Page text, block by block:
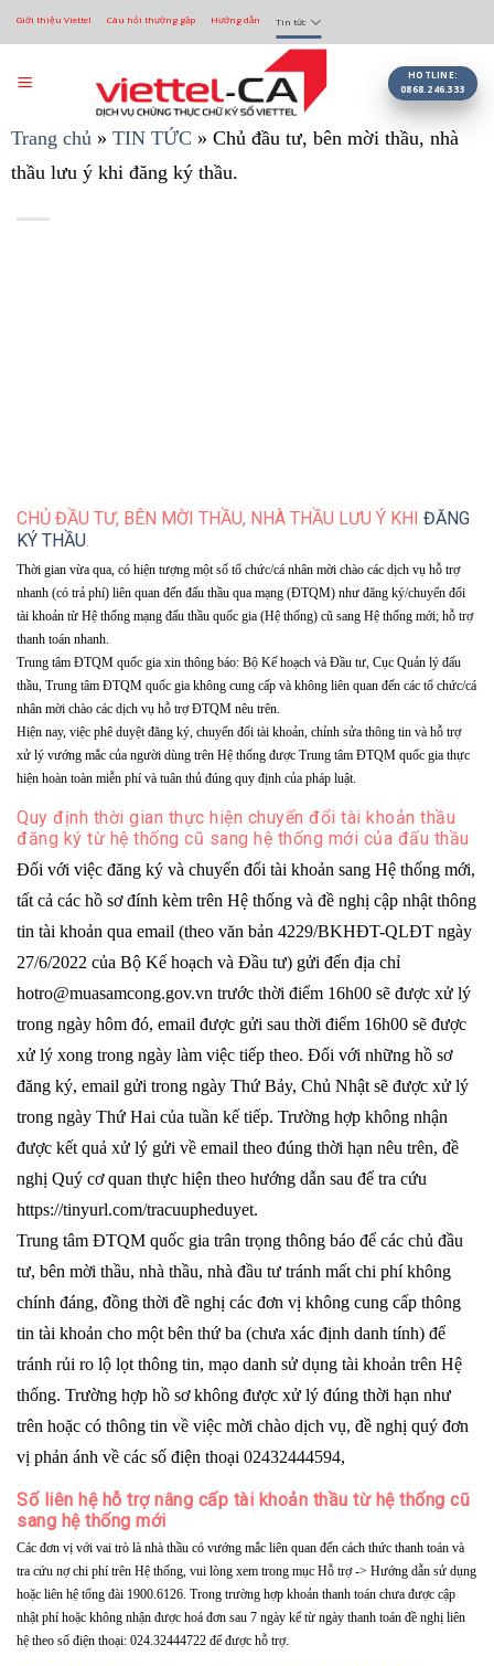
qua
nội
Giới thiệu Viettel Câu hỏi thường gặp Hướng dẫn Tin tức
HOTLINE:
0868.246.333
Trang chủ» TIN TỨC » Chủ đầu tư, bên mời thầu, nhà
thầu lưu ý khi đăng ký thầu.
CHỦ ĐẦU TƯ, BÊN MỜI THẦU, NHÀ THẦU LƯU Ý KHI ĐĂNG
KÝ THẦU.
Thời gian vừa qua, có hiện tượng một số tổ chức/cá nhân mời chào các dịch vụ hỗ trợ
nhanh (có trả phí) liên quan đến đấu thầu qua mạng (ĐTQM) như đăng ký/chuyển đổi
tài khoản từ Hệ thống mạng đấu thầu quốc gia (Hệ thống) cũ sang Hệ thống mới; hỗ trợ
thanh toán nhanh.
Trung tâm ĐTQM quốc gia xin thông báo: Bộ Kế hoạch và Đầu tư, Cục Quản lý đấu
thầu, Trung tâm ĐTQM quốc gia không cung cấp và không liên quan đến các tổ chức/cá
nhân mời chào các dịch vụ hỗ trợ ĐTQM nêu trên.
Hiện nay, việc phê duyệt đăng ký, chuyển đổi tài khoản, chỉnh sửa thông tin và hỗ trợ
xử lý vướng mắc của người dùng trên Hệ thống được Trung tâm ĐTQM quốc gia thực
hiện hoàn toàn miễn phí và tuân thủ đúng quy định của pháp luật.
Quy định thời gian thực hiện chuyển đổi tài khoản thầu
đăng ký từ hệ thống cũ sang hệ thống mới của đấu thầu
Đối với việc đăng ký và chuyển đổi tài khoản sang Hệ thống mới,
tất cả các hồ sơ đính kèm trên Hệ thống và đề nghị cập nhật thông
tin tài khoản qua email (theo văn bản 4229/BKHĐT-QLĐT ngày
27/6/2022 của Bộ Kế hoạch và Đầu tư) gửi đến địa chỉ
hotro@muasamcong.gov.vn trước thời điểm 16h00 sẽ được xử lý
trong ngày hôm đó, email được gửi sau thời điểm 16h00 sẽ được
xử lý xong trong ngày làm việc tiếp theo. Đối với những hồ sơ
đăng ký, email gửi trong ngày Thứ Bảy, Chủ Nhật sẽ được xử lý
trong ngày Thứ Hai của tuần kế tiếp. Trường hợp không nhận
được kết quả xử lý gửi về email theo đúng thời hạn nêu trên, đề
nghị Quý cơ quan thực hiện theo hướng dẫn sau để tra cứu
https://tinyurl.com/tracuupheduyet.
Trung tâm ĐTQM quốc gia trân trọng thông báo để các chủ đầu
tư, bên mời thầu, nhà thầu, nhà đầu tư tránh mất chi phí không
chính đáng, đồng thời đề nghị các đơn vị không cung cấp thông
tin tài khoản cho một bên thứ ba (chưa xác định danh tính) để
tránh rủi ro lộ lọt thông tin, mạo danh sử dụng tài khoản trên Hệ
thống. Trường hợp hồ sơ không được xử lý đúng thời hạn như
trên hoặc có thông tin về việc mời chào dịch vụ, đề nghị quý đơn
vị phản ánh về các số điện thoại 02432444594,
Số liên hệ hỗ trợ nâng cấp tài khoản thầu từ hệ thống cũ
sang hệ thống mới
Các đơn vị với vai trò là nhà thầu có vướng mắc liên quan đến cách thức thanh toán và
tra cứu nợ chi phí trên Hệ thống, vui lòng xem trong mục Hỗ trợ -> Hướng dẫn sử dụng
hoặc liên hệ tổng đài 1900.6126. Trong trường hợp khoản thanh toán chưa được cập
nhật phí hoặc không nhận được hoá đơn sau 7 ngày kể từ ngày thanh toán đề nghị liên
hệ theo số điện thoại: 024.32444722 để được hỗ trợ.